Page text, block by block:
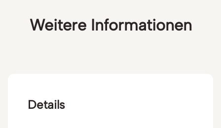
Weitere Informationen
Details